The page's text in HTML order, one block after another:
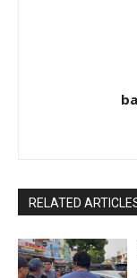
RELATED